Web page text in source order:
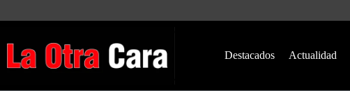
Destacados Actualidad